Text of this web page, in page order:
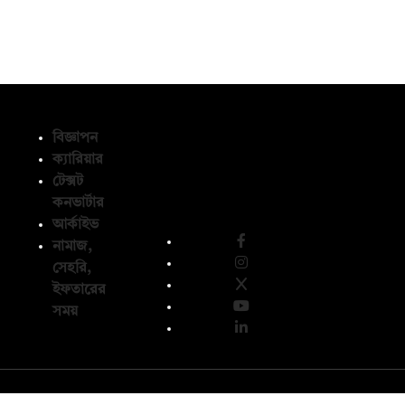
বিজ্ঞাপন
ক্যারিয়ার
টেক্সট
কনভার্টার
আর্কাইভ
নামাজ,
সেহরি,
ইফতারের
সময়